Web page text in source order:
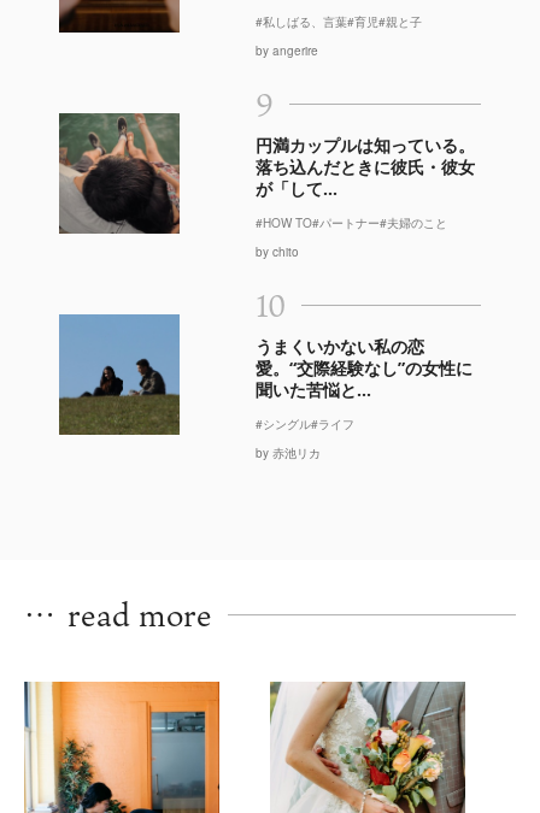
#私しばる、言葉#育児#親と子
by angerire
9
円満カップルは知っている。
落ち込んだときに彼氏・彼女
が「して...
#HOW TO#パートナー#夫婦のこと
by chito
10
うまくいかない私の恋
愛。“交際経験なし”の女性に
聞いた苦悩と...
#シングル#ライフ
by 赤池リカ
… read more